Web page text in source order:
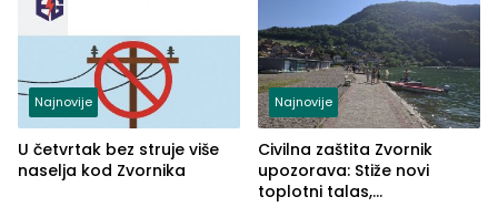
Najnovije
U četvrtak bez struje više
naselja kod Zvornika
Najnovije
Civilna zaštita Zvornik
upozorava: Stiže novi
toplotni talas,